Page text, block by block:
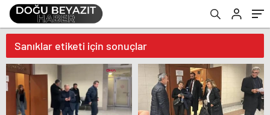
Sanıklar etiketi için sonuçlar